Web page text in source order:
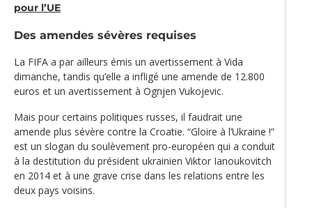
pour l’UE
Des amendes sévères requises
La FIFA a par ailleurs émis un avertissement à Vida
dimanche, tandis qu’elle a infligé une amende de 12.800
euros et un avertissement à Ognjen Vukojevic.
Mais pour certains politiques russes, il faudrait une
amende plus sévère contre la Croatie. “Gloire à l’Ukraine !”
est un slogan du soulèvement pro-européen qui a conduit
à la destitution du président ukrainien Viktor Ianoukovitch
en 2014 et à une grave crise dans les relations entre les
deux pays voisins.